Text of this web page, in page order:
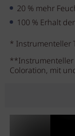
20 % mehr
100 % Erhalt
* Instrumenteller
**Instrumenteller
Coloration, mit